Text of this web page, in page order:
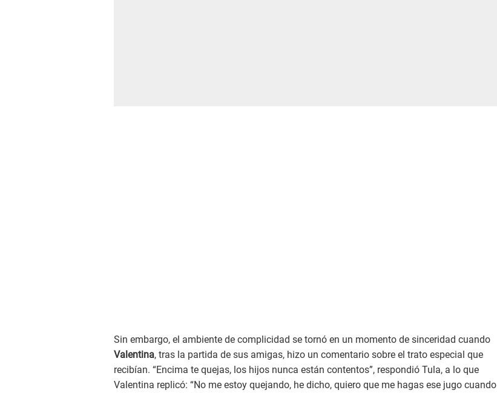
Sin embargo, el ambiente de complicidad se tornó en un momento de sinceridad cuando
Valentina, tras la partida de sus amigas, hizo un comentario sobre el trato especial que
recibían. “Encima te quejas, los hijos nunca están contentos”, respondió Tula, a lo que
Valentina replicó: “No me estoy quejando, he dicho, quiero que me hagas ese jugo cuando